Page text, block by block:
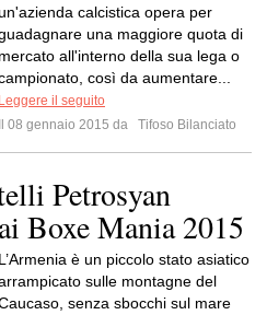
calcistica opera per
una maggiore quota di
mercato all'interno della sua lega o
così da aumentare...
Leggere il seguito
Il 08 gennaio 2015 da
Tifoso Bilanciato
Petrosyan
Boxe Mania 2015
L’Armenia è un piccolo stato asiatico
sulle montagne del
senza sbocchi sul mare